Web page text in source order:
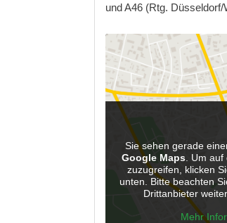
und A46 (Rtg.
Sie sehen gerade
Google Maps . Um
zuzugreifen, klicken
unten. Bitte beachten
Drittanbieter
Mehr